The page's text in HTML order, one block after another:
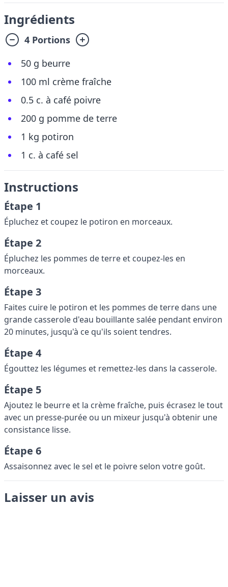
Ingrédients
4 Portions
50 g beurre
100 ml crème fraîche
0.5 c. à café poivre
200 g pomme de terre
1 kg potiron
1 c. à café sel
Instructions
Étape 1
Épluchez et coupez le potiron en morceaux.
Étape 2
Épluchez les pommes de terre et coupez-les en
morceaux.
Étape 3
Faites cuire le potiron et les pommes de terre dans une
grande casserole d'eau bouillante salée pendant environ
20 minutes, jusqu'à ce qu'ils soient tendres.
Étape 4
Égouttez les légumes et remettez-les dans la casserole.
Étape 5
Ajoutez le beurre et la crème fraîche, puis écrasez le tout
avec un presse-purée ou un mixeur jusqu'à obtenir une
consistance lisse.
Étape 6
Assaisonnez avec le sel et le poivre selon votre goût.
Laisser un avis